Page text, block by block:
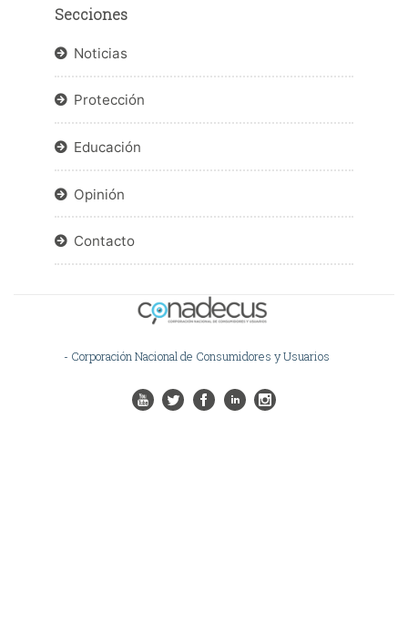
Secciones
Noticias
Protección
Educación
Opinión
Contacto
- Corporación Nacional de Consumidores y Usuarios